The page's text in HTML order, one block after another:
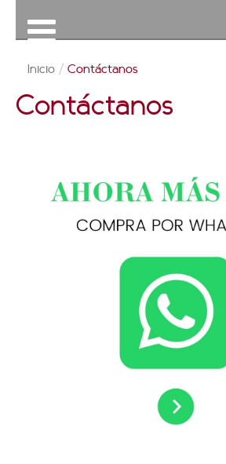
Inicio / Contáctanos
Contáctanos